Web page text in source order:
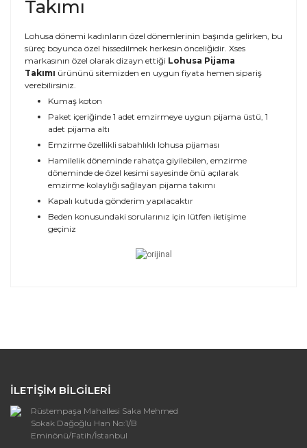
Takımı
Lohusa dönemi kadınların özel dönemlerinin başında gelirken, bu
süreç boyunca özel hissedilmek herkesin önceliğidir. Xses
markasının özel olarak dizayn ettiği Lohusa Pijama
Takımı ürününü sitemizden en uygun fiyata hemen sipariş
verebilirsiniz.
Kumaş koton
Paket içeriğinde 1 adet emzirmeye uygun pijama üstü, 1
adet pijama altı
Emzirme özellikli sabahlıklı lohusa pijaması
Hamilelik döneminde rahatça giyilebilen, emzirme
döneminde de özel kesimi sayesinde önü açılarak
emzirme kolaylığı sağlayan pijama takımı
Kapalı kutuda gönderim yapılacaktır
Beden konusundaki sorularınız için lütfen iletişime
geçiniz
Yorum Yaz
Ürün açıklamasında eksik bilgiler bulunuyor.
Ürün bilgilerinde hatalar bulunuyor.
Ürün fiyatı diğer sitelerden daha pahalı.
İLETİŞİM BİLGİLERİ
Rüstempaşa Mahallesi Saka Mehmed
Sokak Dağoğlu Han No:1/B
Eminönü/Fatih/İstanbul